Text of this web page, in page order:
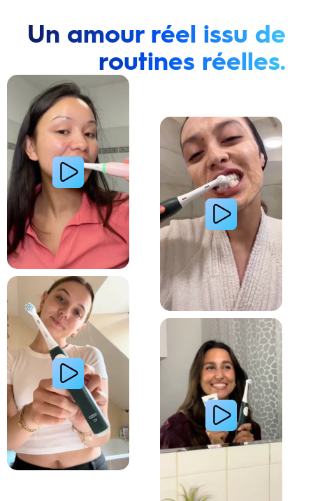
Un amour réel issu de
routines réelles.
Lire la vidéo : Une jeune femme montre comment elle a amélioré l’apparence de ses dents
Lire la vidéo : Une jeune femme partage sa
Lire la vidéo : La routine du matin d’une jeune femme avec le système de brosse à dents
Lire la vidéo : Le secret d’une jeune femme